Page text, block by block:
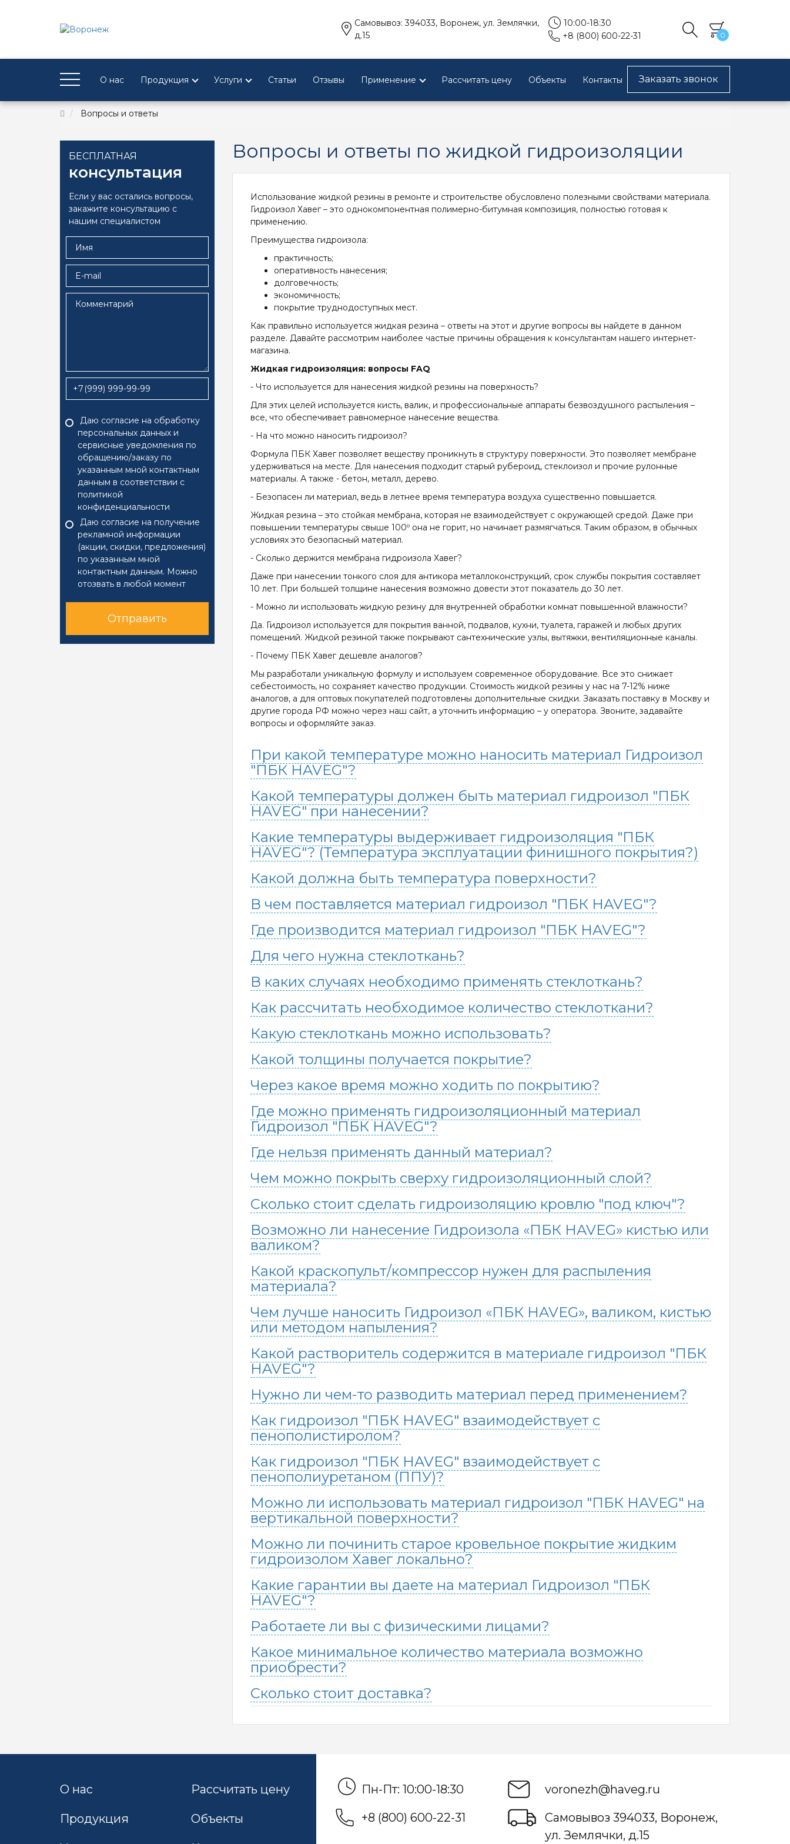
0
Самовывоз: 394033, Воронеж, ул. Землячки,
д.15
10:00-18:30
+8 (800) 600-22-31
О нас Продукция Услуги Статьи Отзывы Применение Рассчитать цену Объекты Контакты Заказать звонок
Вопросы и ответы
БЕСПЛАТНАЯ
консультация
Если у вас остались вопросы,
закажите консультацию с
нашим специалистом
+7
Даю согласие на обработку
персональных данных и
сервисные уведомления по
обращению/заказу по
указанным мной контактным
данным в соответствии с
политикой
конфиденциальности
Даю согласие на получение
рекламной информации
(акции, скидки, предложения)
по указанным мной
контактным данным. Можно
отозвать в любой момент
Отправить
Вопросы и ответы по жидкой гидроизоляции
Использование жидкой резины в ремонте и строительстве обусловлено полезными свойствами материала.
Гидроизол Хавег – это однокомпонентная полимерно-битумная композиция, полностью готовая к
применению.
Преимущества гидроизола:
практичность;
оперативность нанесения;
долговечность;
экономичность;
покрытие труднодоступных мест.
Как правильно используется жидкая резина – ответы на этот и другие вопросы вы найдете в данном
разделе. Давайте рассмотрим наиболее частые причины обращения к консультантам нашего интернет-
магазина.
Жидкая гидроизоляция: вопросы FAQ
- Что используется для нанесения жидкой резины на поверхность?
Для этих целей используется кисть, валик, и профессиональные аппараты безвоздушного распыления –
все, что обеспечивает равномерное нанесение вещества.
- На что можно наносить гидроизол?
Формула ПБК Хавег позволяет веществу проникнуть в структуру поверхности. Это позволяет мембране
удерживаться на месте. Для нанесения подходит старый рубероид, стеклоизол и прочие рулонные
материалы. А также - бетон, металл, дерево.
- Безопасен ли материал, ведь в летнее время температура воздуха существенно повышается.
Жидкая резина – это стойкая мембрана, которая не взаимодействует с окружающей средой. Даже при
повышении температуры свыше 100º она не горит, но начинает размягчаться. Таким образом, в обычных
условиях это безопасный материал.
- Сколько держится мембрана гидроизола Хавег?
Даже при нанесении тонкого слоя для антикора металлоконструкций, срок службы покрытия составляет
10 лет. При большей толщине нанесения возможно довести этот показатель до 30 лет.
- Можно ли использовать жидкую резину для внутренней обработки комнат повышенной влажности?
Да. Гидроизол используется для покрытия ванной, подвалов, кухни, туалета, гаражей и любых других
помещений. Жидкой резиной также покрывают сантехнические узлы, вытяжки, вентиляционные каналы.
- Почему ПБК Хавег дешевле аналогов?
Мы разработали уникальную формулу и используем современное оборудование. Все это снижает
себестоимость, но сохраняет качество продукции. Стоимость жидкой резины у нас на 7-12% ниже
аналогов, а для оптовых покупателей подготовлены дополнительные скидки. Заказать поставку в Москву и
другие города РФ можно через наш сайт, а уточнить информацию – у оператора. Звоните, задавайте
вопросы и оформляйте заказ.
При какой температуре можно наносить материал Гидроизол
"ПБК HAVEG"?
Какой температуры должен быть материал гидроизол "ПБК
HAVEG" при нанесении?
Какие температуры выдерживает гидроизоляция "ПБК
HAVEG"? (Температура эксплуатации финишного покрытия?)
Какой должна быть температура поверхности?
В чем поставляется материал гидроизол "ПБК HAVEG"?
Где производится материал гидроизол "ПБК HAVEG"?
Для чего нужна стеклоткань?
В каких случаях необходимо применять стеклоткань?
Как рассчитать необходимое количество стеклоткани?
Какую стеклоткань можно использовать?
Какой толщины получается покрытие?
Через какое время можно ходить по покрытию?
Где можно применять гидроизоляционный материал
Гидроизол "ПБК HAVEG"?
Где нельзя применять данный материал?
Чем можно покрыть сверху гидроизоляционный слой?
Сколько стоит сделать гидроизоляцию кровлю "под ключ"?
Возможно ли нанесение Гидроизола «ПБК HAVEG» кистью или
валиком?
Какой краскопульт/компрессор нужен для распыления
материала?
Чем лучше наносить Гидроизол «ПБК HAVEG», валиком, кистью
или методом напыления?
Какой растворитель содержится в материале гидроизол "ПБК
HAVEG"?
Нужно ли чем-то разводить материал перед применением?
Как гидроизол "ПБК HAVEG" взаимодействует с
пенополистиролом?
Как гидроизол "ПБК HAVEG" взаимодействует с
пенополиуретаном (ППУ)?
Можно ли использовать материал гидроизол "ПБК HAVEG" на
вертикальной поверхности?
Можно ли починить старое кровельное покрытие жидким
гидроизолом Хавег локально?
Какие гарантии вы даете на материал Гидроизол "ПБК
HAVEG"?
Работаете ли вы с физическими лицами?
Какое минимальное количество материала возможно
приобрести?
Сколько стоит доставка?
О нас
Продукция
Рассчитать цену
Объекты
Пн-Пт: 10:00-18:30
voronezh@haveg.ru
+8 (800) 600-22-31
Самовывоз394033, Воронеж,
ул. Землячки, д.15